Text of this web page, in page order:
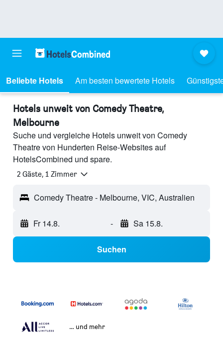
Beliebte Hotels Am besten bewertete Hotels
Hotels unweit von Comedy Theatre,
Melbourne
Suche und vergleiche Hotels unweit von Comedy
Theatre von Hunderten Reise-Websites auf
HotelsCombined und spare.
2 Gäste, 1 Zimmer
Comedy Theatre - Melbourne, VIC, Australien
Fr 14.8. - Sa 15.8.
Suchen
… und mehr